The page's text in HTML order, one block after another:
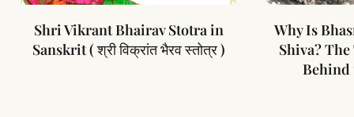
Shri Vikrant Bhairav Stotra in
Sanskrit ( श्री विक्रांत भैरव स्तोत्र )
Why Is
Shiva?
Behind